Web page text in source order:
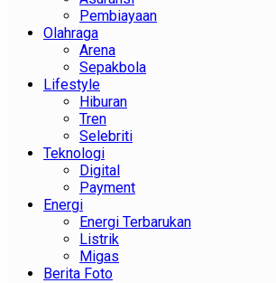
Pembiayaan
Olahraga
Arena
Sepakbola
Lifestyle
Hiburan
Tren
Selebriti
Teknologi
Digital
Payment
Energi
Energi Terbarukan
Listrik
Migas
Berita Foto